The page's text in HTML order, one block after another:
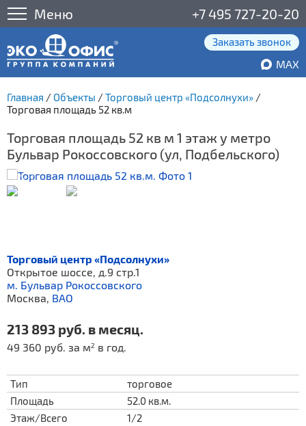
Меню +7 495 727-20-20
Заказать звонок
MAX
Главная / Объекты /Торговый центр «Подсолнухи» /
Торговая площадь 52 кв.м
Торговая площадь 52 кв м 1 этаж у метро
Бульвар Рокоссовского (ул, Подбельского)
Торговый центр «Подсолнухи»
Открытое шоссе, д.9 стр.1
м. Бульвар Рокоссовского
Москва, ВАО
213 893 руб. в месяц.
49 360 руб. за м2 в год.
Тип
торговое
Площадь
52.0 кв.м.
Этаж/Всего
1/2